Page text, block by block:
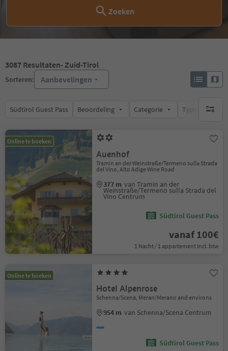
Zoeken
3087 Resultaten- Zuid-Tirol
Sorteren: Aanbevelingen
Südtirol Guest Pass Beoordeling Categorie Type catering
geen
Online te boeken
Auenhof
Tramin an der Weinstraße/Termeno sulla Strada
del Vino, Alto Adige Wine Road
377 m van Tramin an der
Weinstraße/Termeno sulla Strada del
Vino Centrum
Südtirol Guest Pass
vanaf 100€
1 Nacht / 1 appartement Incl. btw
Online te boeken
Hotel Alpenrose
Schenna/Scena, Meran/Merano and environs
954 m van Schenna/Scena Centrum
Südtirol Guest Pass